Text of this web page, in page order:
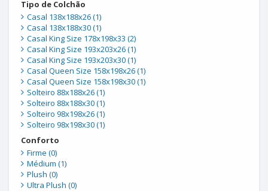
Tipo de Colchão
Casal 138x188x26 (1)
Casal 138x188x30 (1)
Casal King Size 178x198x33 (2)
Casal King Size 193x203x26 (1)
Casal King Size 193x203x30 (1)
Casal Queen Size 158x198x26 (1)
Casal Queen Size 158x198x30 (1)
Solteiro 88x188x26 (1)
Solteiro 88x188x30 (1)
Solteiro 98x198x26 (1)
Solteiro 98x198x30 (1)
Conforto
Firme (0)
Médium (1)
Plush (0)
Ultra Plush (0)